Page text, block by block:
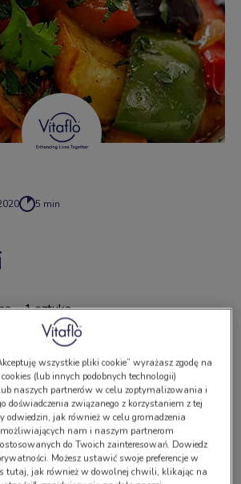
5 min
– 1 sztuka,
1 sztuka,
cebula,
wszystkie pliki cookie” wyrażasz zgodę na
(lub innych podobnych technologii)
naszych partnerów w celu zoptymalizowania i
doświadczenia związanego z korzystaniem z tej
odwiedzin, jak również w celu gromadzenia
nam i naszym partnerom
do Twoich zainteresowań. Dowiedz
Możesz ustawić swoje preferencje w
tutaj, jak również w dowolnej chwili, klikając na